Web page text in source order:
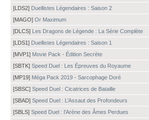
[LDS2] Duellistes Légendaires : Saison 2
[MAGO] Or Maximum
[DLCS] Les Dragons de Légende : La Série Complète
[LDS1] Duellistes Légendaires : Saison 1
[MVP1] Movie Pack - Édition Secrète
[SBTK] Speed Duel : Les Épreuves du Royaume
[MP19] Méga Pack 2019 - Sarcophage Doré
[SBSC] Speed Duel : Cicatrices de Bataille
[SBAD] Speed Duel : L’Assaut des Profondeurs
[SBLS] Speed Duel : l’Arène des Âmes Perdues